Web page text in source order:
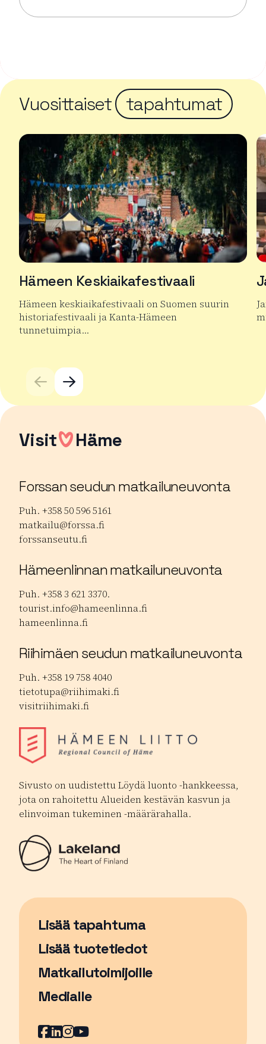
Lue lisää tapahtumasta Näyttelyintrot KUPLA –
Vuosittaiset tapahtumat
Hämeen Keskiaikafestivaali
Hämeen keskiaikafestivaali on Suomen suurin
historiafestivaali ja Kanta-Hämeen
tunnetuimpia…
Visit Häme
Forssan seudun matkailuneuvonta
Puh. +358 50 596 5161
matkailu@forssa.fi
forssanseutu.fi
Hämeenlinnan matkailuneuvonta
Puh. +358 3 621 3370.
tourist.info@hameenlinna.fi
hameenlinna.fi
Riihimäen seudun matkailuneuvonta
Puh. +358 19 758 4040
tietotupa@riihimaki.fi
visitriihimaki.fi
Sivusto on uudistettu Löydä luonto -hankkeessa,
jota on rahoitettu Alueiden kestävän kasvun ja
elinvoiman tukeminen -määrärahalla.
Lisää tapahtuma
Sivu avautuu uudessa ikkunassa
Lisää tuotetiedot
Matkailutoimijoille
Medialle
Facebook
Sivu avautuu uudessa ikkunassa
LinkedIn
Sivu avautuu uudessa ikkunassa
Instagram
Sivu avautuu uudessa
YouTube
Sivu avautuu uudessa